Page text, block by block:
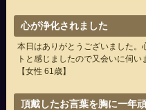
心が浄化されました
本日はありがとうございました。
トと感じましたので又会いに伺い
【女性 61歳】
頂戴したお言葉を胸に一年